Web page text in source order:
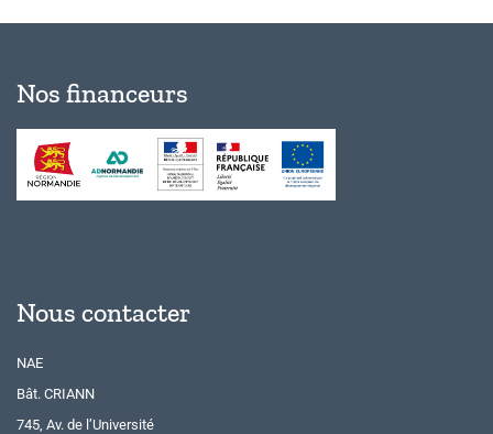
Nos financeurs
Nous contacter
NAE
Bât. CRIANN
745, Av. de l’Université